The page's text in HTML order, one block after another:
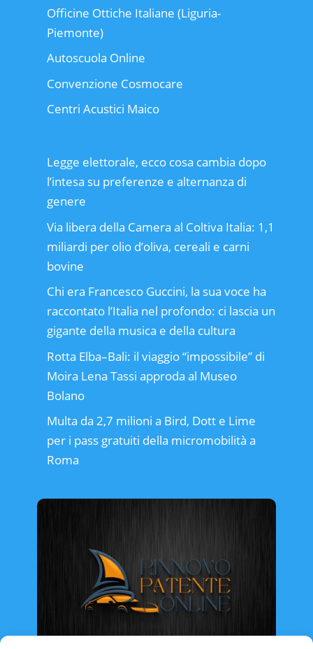
Officine Ottiche Italiane (Liguria-
Piemonte)
Autoscuola Online
Convenzione Cosmocare
Centri Acustici Maico
Legge elettorale, ecco cosa cambia dopo
l’intesa su preferenze e alternanza di
genere
Via libera della Camera al Coltiva Italia: 1,1
miliardi per olio d’oliva, cereali e carni
bovine
Chi era Francesco Guccini, la sua voce ha
raccontato l’Italia nel profondo: ci lascia un
gigante della musica e della cultura
Rotta Elba–Bali: il viaggio “impossibile” di
Moira Lena Tassi approda al Museo
Bolano
Multa da 2,7 milioni a Bird, Dott e Lime
per i pass gratuiti della micromobilità a
Roma